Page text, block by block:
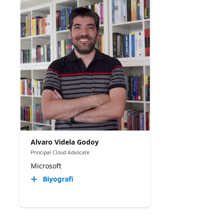
Alvaro Videla Godoy
Principal Cloud Advocate
Microsoft
Biyografi